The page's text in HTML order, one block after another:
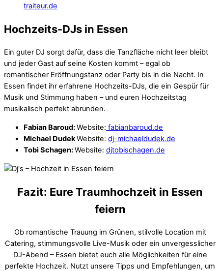
traiteur.de
Hochzeits-DJs in Essen
Ein guter DJ sorgt dafür, dass die Tanzfläche nicht leer bleibt
und jeder Gast auf seine Kosten kommt – egal ob
romantischer Eröffnungstanz oder Party bis in die Nacht. In
Essen findet ihr erfahrene Hochzeits-DJs, die ein Gespür für
Musik und Stimmung haben – und euren Hochzeitstag
musikalisch perfekt abrunden.
Fabian Baroud:Website: fabianbaroud.de
Michael DudekWebsite: dj-michaeldudek.de
Tobi Schagen:Website: djtobischagen.de
Fazit: Eure Traumhochzeit in Essen
feiern
Ob romantische Trauung im Grünen, stilvolle Location mit
Catering, stimmungsvolle Live-Musik oder ein unvergesslicher
DJ-Abend – Essen bietet euch alle Möglichkeiten für eine
perfekte Hochzeit. Nutzt unsere Tipps und Empfehlungen, um